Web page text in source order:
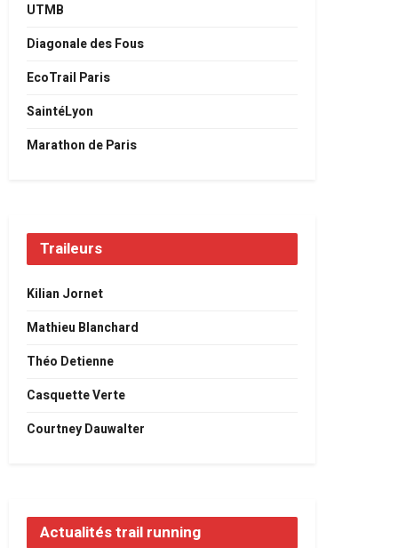
UTMB
Diagonale des Fous
EcoTrail Paris
SaintéLyon
Marathon de Paris
Traileurs
Kilian Jornet
Mathieu Blanchard
Théo Detienne
Casquette Verte
Courtney Dauwalter
Actualités trail running